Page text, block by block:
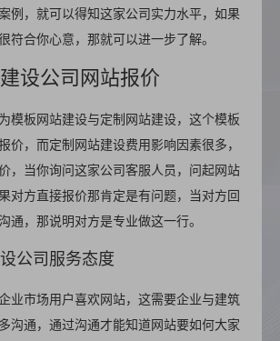
例，就可以得知这家公司实力水平，如果
符合你心意，那就可以进一步了解。
设公司网站报价
模板网站建设与定制网站建设，这个模板
价，而定制网站建设费用影响因素很多，
，当你询问这家公司客服人员，问起网站
对方直接报价那肯定是有问题，当对方回
通，那说明对方是专业做这一行。
公司服务态度
业市场用户喜欢网站，这需要企业与建筑
沟通，通过沟通才能知道网站要如何大家